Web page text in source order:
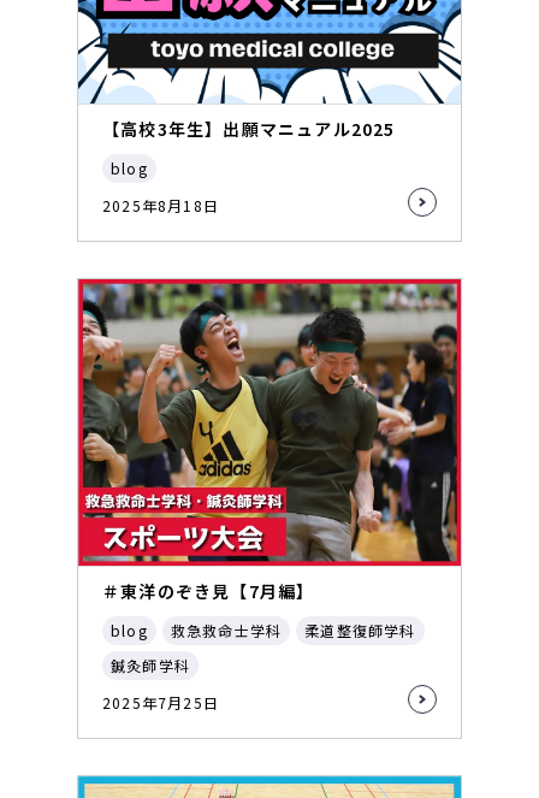
【高校3年生】出願マニュアル2025
blog
2025年8月18日
＃東洋のぞき見【7月編】
blog 救急救命士学科
柔道整復師学科
鍼灸師学科
2025年7月25日